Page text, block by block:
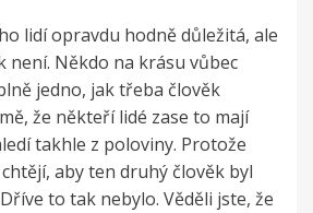
lidí opravdu hodně důležitá, ale
Někdo na krásu vůbec
jedno, jak třeba člověk
že někteří lidé zase to mají
takhle z poloviny. Protože
aby ten druhý člověk byl
to tak nebylo. Věděli jste, že